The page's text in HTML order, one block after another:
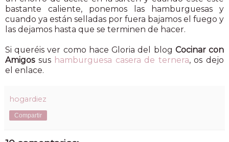
bastante caliente, ponemos las hamburguesas y
cuando ya están selladas por fuera bajamos el fuego y
las dejamos hasta que se terminen de hacer.
Si queréis ver como hace Gloria del blog Cocinar con
Amigos sus hamburguesa casera de ternera, os dejo
el enlace.
hogardiez
Compartir